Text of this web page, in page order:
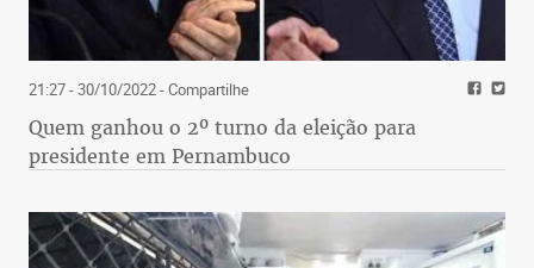
21:27 - 30/10/2022- Compartilhe
Quem ganhou o 2º turno da eleição para
presidente em Pernambuco